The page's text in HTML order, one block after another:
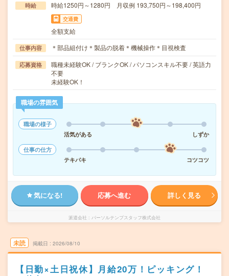
時給 時給1250円～1280円 月収例 193,750円～198,400円
交通費
全額支給
仕事内容 ＊部品組付け＊製品の脱着＊機械操作＊目視検査
応募資格
職種未経験OK / ブランクOK / パソコンスキル不要 / 英語力
不要
未経験OK！
職場の雰囲気
職場の様子
活気がある
しずか
仕事の仕方
テキパキ
コツコツ
気になる! 応募へ進む 詳しく見る
派遣会社 パーソルテンプスタッフ株式会社
未読 掲載日 2026/08/10
【日勤×土日祝休】月給20万！ピッキング！